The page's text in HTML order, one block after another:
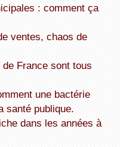
santé publique.